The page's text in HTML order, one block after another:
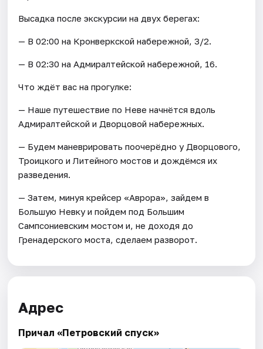
Высадка после экскурсии на двух берегах:
— В 02:00 на Кронверкской набережной, 3/2.
— В 02:30 на Адмиралтейской набережной, 16.
Что ждёт вас на прогулке:
— Наше путешествие по Неве начнётся вдоль
Адмиралтейской и Дворцовой набережных.
— Будем маневрировать поочерёдно у Дворцового,
Троицкого и Литейного мостов и дождёмся их
разведения.
— Затем, минуя крейсер «Аврора», зайдем в
Большую Невку и пойдем под Большим
Сампсониевским мостом и, не доходя до
Гренадерского моста, сделаем разворот.
Адрес
Причал «Петровский спуск»